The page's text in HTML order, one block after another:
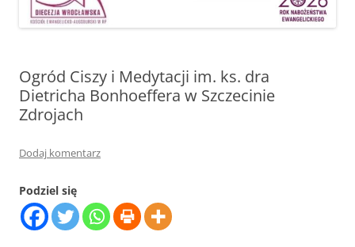
Ogród Ciszy i Medytacji im. ks. dra
Dietricha Bonhoeffera w Szczecinie
Zdrojach
Dodaj komentarz
Podziel się